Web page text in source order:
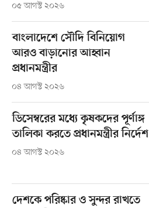
০৫ আগস্ট ২০২৬
বাংলাদেশে সৌদি বিনিয়োগ
আরও বাড়ানোর আহ্বান
প্রধানমন্ত্রীর
০৪ আগস্ট ২০২৬
ডিসেম্বরের মধ্যে কৃষকদের পূর্ণাঙ্গ
তালিকা করতে প্রধানমন্ত্রীর নির্দেশ
০৪ আগস্ট ২০২৬
দেশকে পরিষ্কার ও সুন্দর রাখতে